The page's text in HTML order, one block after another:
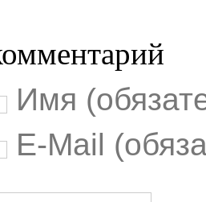
Имя
E-Mail